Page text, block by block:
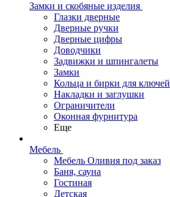
Замки и скобяные изделия
Глазки дверные
Дверные ручки
Дверные цифры
Доводчики
Задвижки и шпингалеты
Замки
Кольца и бирки для ключей
Накладки и заглушки
Ограничители
Оконная фурнитура
Еще
Мебель
Мебель Оливия под заказ
Баня, сауна
Гостиная
Детская